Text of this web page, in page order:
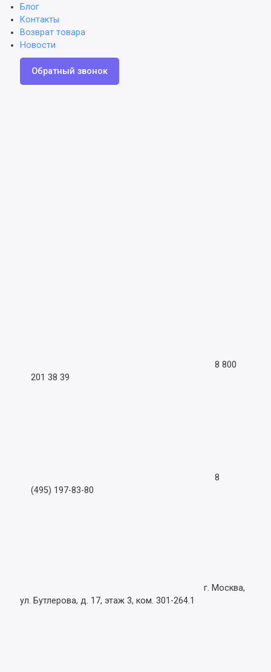
Блог
Контакты
Возврат товара
Новости
Обратный звонок
8 800
201 38 39
8
(495) 197-83-80
г. Москва,
ул. Бутлерова, д. 17, этаж 3, ком. 301-264.1